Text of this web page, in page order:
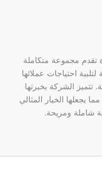
تقدم مجموعة متكاملة
احتياجات عملائها
تتميز الشركة بخبرتها
يجعلها الخيار المثالي
شاملة ومريحة.